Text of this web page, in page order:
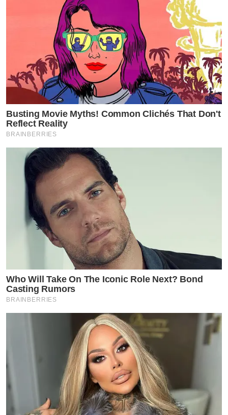
Busting Movie Myths! Common Clichés That Don't
Reflect Reality
BRAINBERRIES
Who Will Take On The Iconic Role Next? Bond
Casting Rumors
BRAINBERRIES